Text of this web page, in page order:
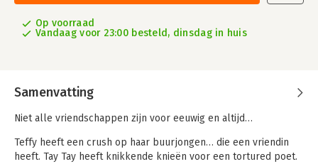
Op voorraad
Vandaag voor 23:00 besteld, dinsdag in huis
Samenvatting
Niet alle vriendschappen zijn voor eeuwig en altijd…
Teffy heeft een crush op haar buurjongen… die een vriendin
heeft. Tay Tay heeft knikkende knieën voor een tortured poet.